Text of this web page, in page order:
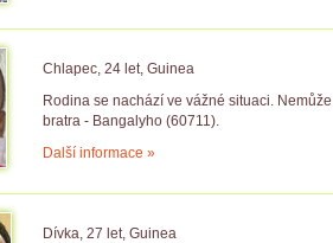
Chlapec, 24 let, Guinea
Rodina se nachází ve vážné situaci.
bratra - Bangalyho (60711).
Další informace »
Dívka, 27 let, Guinea